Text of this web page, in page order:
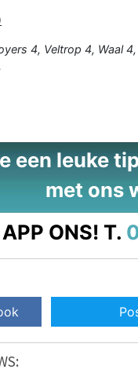
4, Veltrop 4, Waal
een leuke
met ons
APP ONS! T.